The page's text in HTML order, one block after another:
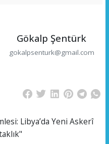
Gökalp Şentürk
gokalpsenturk@gmail.com
Libya’da Yeni Askerî